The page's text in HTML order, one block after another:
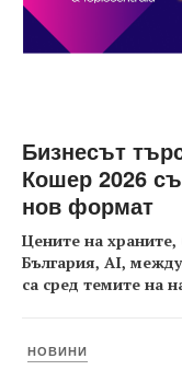
Бизнесът
Кошер 2026
нов формат
Цените на
България, AI,
са сред темите на
НОВИНИ